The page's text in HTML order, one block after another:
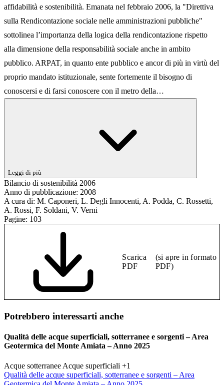
affidabilità e sostenibilità. Emanata nel febbraio 2006, la "Direttiva
sulla Rendicontazione sociale nelle amministrazioni pubbliche"
sottolinea l’importanza della logica della rendicontazione rispetto
alla dimensione della responsabilità sociale anche in ambito
pubblico. ARPAT, in quanto ente pubblico e ancor di più in virtù del
proprio mandato istituzionale, sente fortemente il bisogno di
conoscersi e di farsi conoscere con il metro della…
Leggi di più
Bilancio di sostenibilità 2006
Anno di pubblicazione: 2008
A cura di: M. Caponeri, L. Degli Innocenti, A. Podda, C. Rossetti,
A. Rossi, F. Soldani, V. Verni
Pagine: 103
Scarica
PDF
(si apre in formato
PDF)
Potrebbero interessarti anche
Qualità delle acque superficiali, sotterranee e sorgenti – Area
Geotermica del Monte Amiata – Anno 2025
Acque sotterranee Acque superficiali +1
Qualità delle acque superficiali, sotterranee e sorgenti – Area